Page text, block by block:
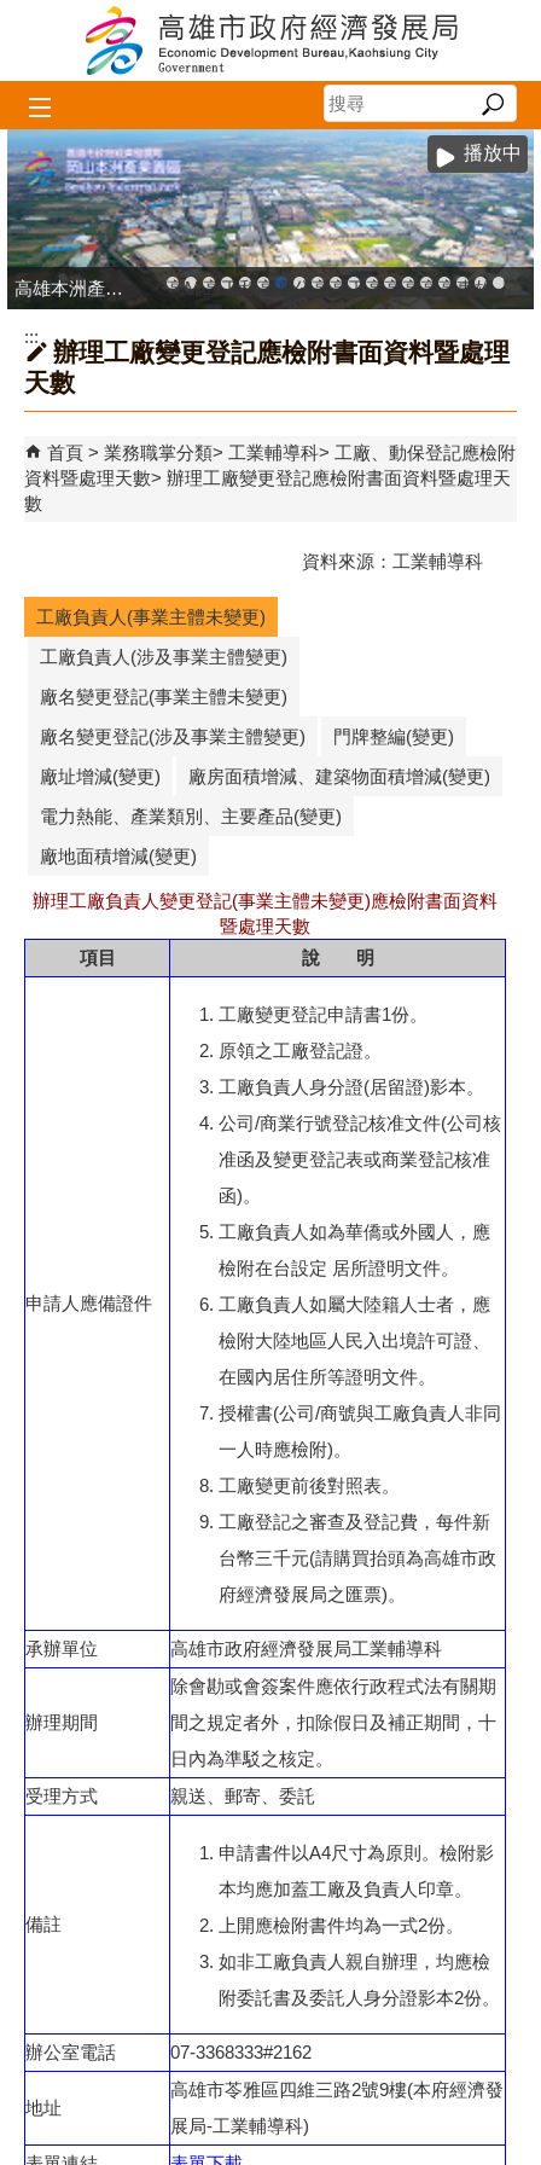
跳到主要內容區塊
播放中
高雄市政府中小企業升級輔導網站
MEGABAY大港創艦
高雄金融科技創新園區
工廠登記線上申辦系統
和發產業園區
高雄工業資訊平台
高雄本洲產業園區服務中心
公司、商業登記主題網
高雄市友善商家
高雄市政府經濟發展局-
工業管線防災教育資
高雄市綠能管理資
高雄市綠能管理
高雄淨零商轉
高雄招商網
高雄會展網
專刊『雄
雄心高
「我
高雄本洲產業園區服務中心
:::
辦理工廠變更登記應檢附書面資料暨處理
天數
首頁 業務職掌分類 工業輔導科
工廠、動保登記應檢附
資料暨處理天數
辦理工廠變更登記應檢附書面資料暨處理天
數
資料來源：工業輔導科
工廠負責人(事業主體未變更)
工廠負責人(涉及事業主體變更)
廠名變更登記(事業主體未變更)
廠名變更登記(涉及事業主體變更)
門牌整編(變更)
廠址增減(變更)
廠房面積增減、建築物面積增減(變更)
電力熱能、產業類別、主要產品(變更)
廠地面積增減(變更)
辦理工廠負責人變更登記(事業主體未變更)應檢附書面資料
暨處理天數
項目
說 明
申請人應備證件
工廠變更登記申請書1份。
原領之工廠登記證。
工廠負責人身分證(居留證)影本。
公司/商業行號登記核准文件(公司核
准函及變更登記表或商業登記核准
函)。
工廠負責人如為華僑或外國人，應
檢附在台設定 居所證明文件。
工廠負責人如屬大陸籍人士者，應
檢附大陸地區人民入出境許可證、
在國內居住所等證明文件。
授權書(公司/商號與工廠負責人非同
一人時應檢附)。
工廠變更前後對照表。
工廠登記之審查及登記費，每件新
台幣三千元(請購買抬頭為高雄市政
府經濟發展局之匯票)。
承辦單位 高雄市政府經濟發展局工業輔導科
辦理期間
除會勘或會簽案件應依行政程式法有關期
間之規定者外，扣除假日及補正期間，十
日內為準駁之核定。
受理方式
親送、郵寄、委託
備註
申請書件以A4尺寸為原則。檢附影
本均應加蓋工廠及負責人印章。
上開應檢附書件均為一式2份。
如非工廠負責人親自辦理，均應檢
附委託書及委託人身分證影本2份。
辦公室電話 07-3368333#2162
地址
高雄市苓雅區四維三路2號9樓(本府經濟發
展局-工業輔導科)